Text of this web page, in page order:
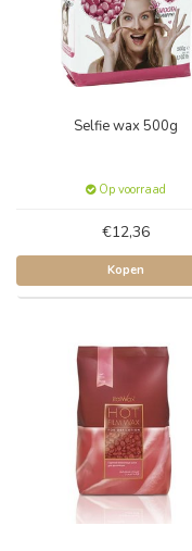
Selfie wax 500g
Op voorraad
€12,36
Kopen